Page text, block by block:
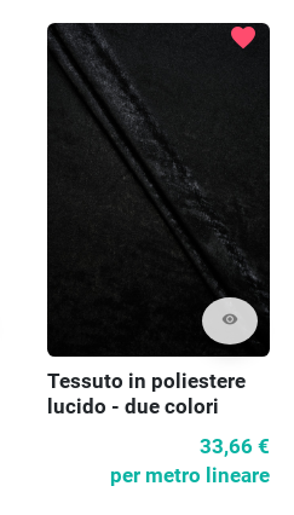
visibility
favorite
Tessuto in poliestere
lucido - due colori
33,66 €
per metro lineare